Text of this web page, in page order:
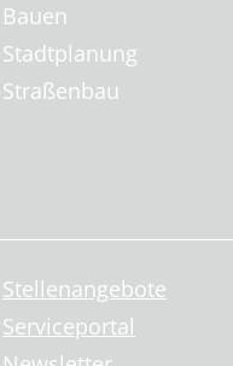
Bauen
Stadtplanung
Straßenbau
Stellenangebote
Serviceportal